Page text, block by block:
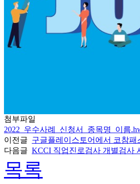
첨부파일
2022_우수사례_신청서_종목명_이름
이전글 구글플레이스토어에서 코참
다음글 KCCI 직업진로검사 개별검사
목록